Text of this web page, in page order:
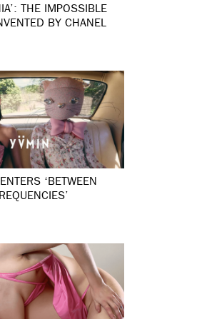
THE IMPOSSIBLE
BY CHANEL
‘BETWEEN